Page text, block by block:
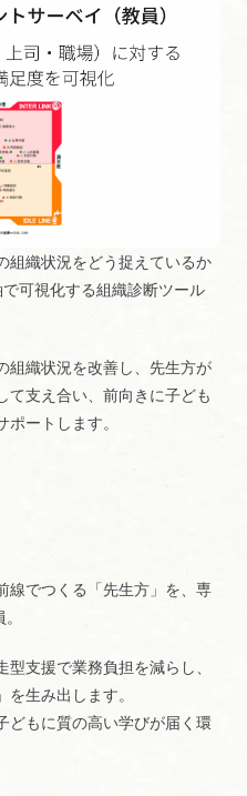
組織状況をどう捉えているか
可視化する組織診断ツール
組織状況を改善し、先生方が
て支え合い、前向きに子ども
ートします。
線でつくる「先生方」を、専
支援で業務負担を減らし、
生み出します。
どもに質の高い学びが届く環